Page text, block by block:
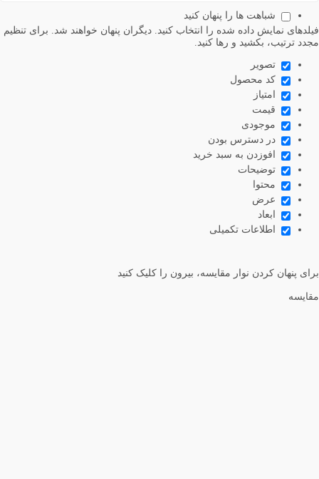
خواهند شد. برای تنظیم